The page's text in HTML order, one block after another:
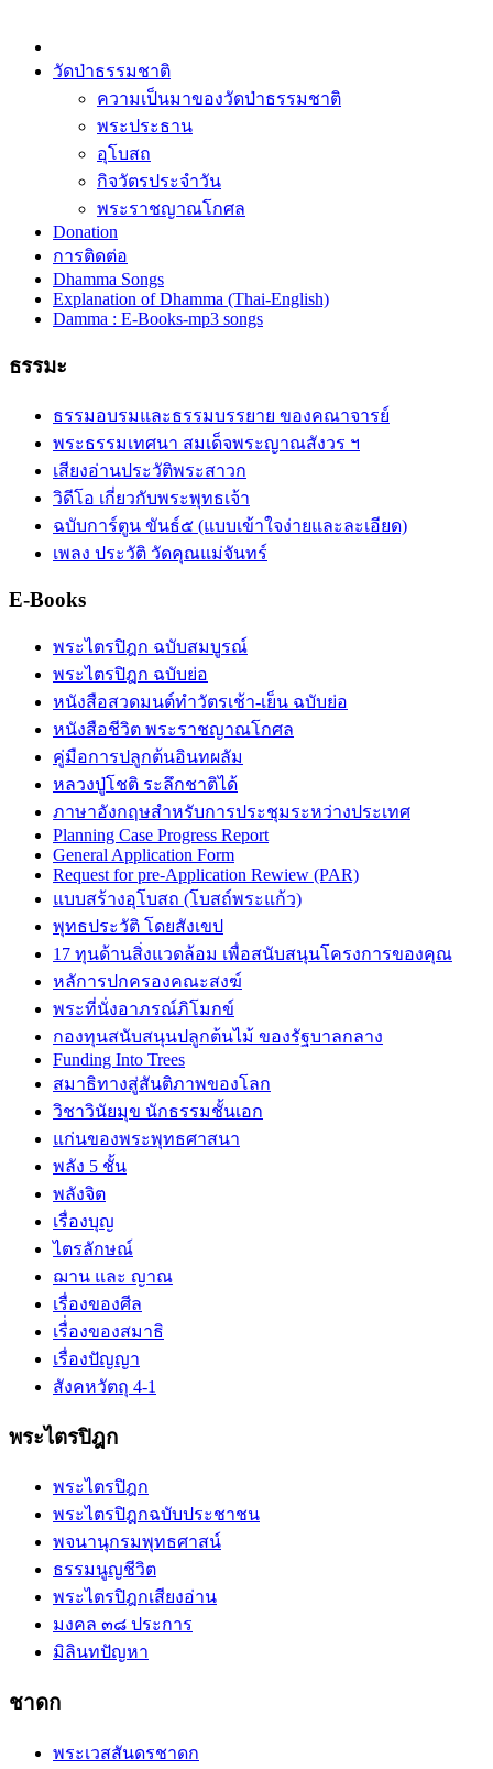
วัดป่าธรรมชาติ
ความเป็นมาของวัดป่าธรรมชาติ
พระประธาน
อุโบสถ
กิจวัตรประจำวัน
พระราชญาณโกศล
Donation
การติดต่อ
Dhamma Songs
Explanation of Dhamma (Thai-English)
Damma : E-Books-mp3 songs
ธรรมะ
ธรรมอบรมและธรรมบรรยาย ของคณาจารย์
พระธรรมเทศนา สมเด็จพระญาณสังวร ฯ
เสียงอ่านประวัติพระสาวก
วิดีโอ เกี่ยวกับพระพุทธเจ้า
ฉบับการ์ตูน ขันธ์๕ (แบบเข้าใจง่ายและละเอียด)
เพลง ประวัติ วัดคุณแม่จันทร์
E-Books
พระไตรปิฎก ฉบับสมบูรณ์
พระไตรปิฎก ฉบับย่อ
หนังสือสวดมนต์ทำวัตรเช้า-เย็น ฉบับย่อ
หนังสือชีวิต พระราชญาณโกศล
คู่มือการปลูกต้นอินทผลัม
หลวงปู่โชติ ระลึกชาติได้
ภาษาอังกฤษสำหรับการประชุมระหว่างประเทศ
Planning Case Progress Report
General Application Form
Request for pre-Application Rewiew (PAR)
แบบสร้างอุโบสถ (โบสถ์พระแก้ว)
พุทธประวัติ โดยสังเขป
17 ทุนด้านสิ่งแวดล้อม เพื่อสนับสนุนโครงการของคุณ
หลัการปกครองคณะสงฆ์
พระที่นั่งอาภรณ์ภิโมกข์
กองทุนสนับสนุนปลูกต้นไม้ ของรัฐบาลกลาง
Funding Into Trees
สมาธิทางสู่สันติภาพของโลก
วิชาวินัยมุข นักธรรมชั้นเอก
แก่นของพระพุทธศาสนา
พลัง 5 ชั้น
พลังจิต
เรื่องบุญ
ไตรลักษณ์
ฌาน และ ญาณ
เรื่องของศีล
เรื่่องของสมาธิ
เรื่องปัญญา
สังคหวัตถุ 4-1
พระไตรปิฎก
พระไตรปิฎก
พระไตรปิฎกฉบับประชาชน
พจนานุกรมพุทธศาสน์
ธรรมนูญชีวิต
พระไตรปิฎกเสียงอ่าน
มงคล ๓๘ ประการ
มิลินทปัญหา
ชาดก
พระเวสสันดรชาดก